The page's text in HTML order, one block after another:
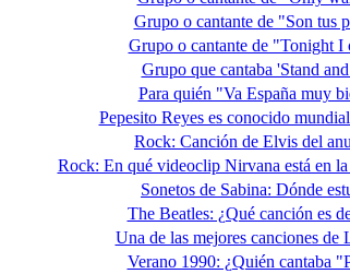
Grupo o cantante de "Son tus
Grupo o cantante de "Tonight I
Grupo que cantaba 'Stand
Para quién "Va España muy
Pepesito Reyes es conocido
Rock: Canción de Elvis del
Rock: En qué videoclip Nirvana está en la
Sonetos de Sabina: Dónde
The Beatles: ¿Qué canción es
Una de las mejores canciones de
Verano 1990: ¿Quién cantaba